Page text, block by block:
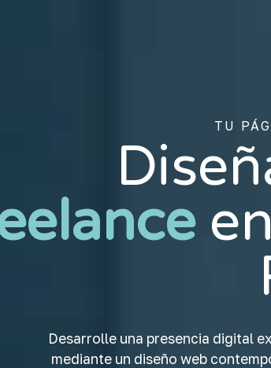
TU
Desarrolle una presencia digital
mediante un diseño web